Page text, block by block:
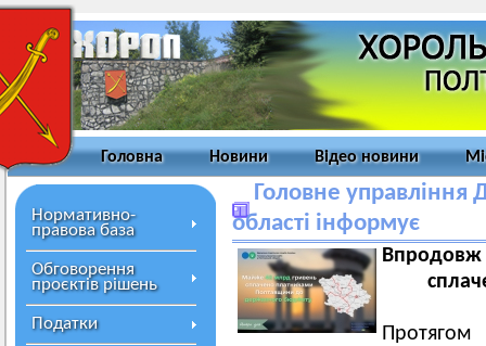
Головна Новини Відео новини
Нормативно-
правова база
Обговорення
проєктів рішень
Податки
Головне управління
області інформує
Впродовж